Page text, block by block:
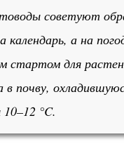
советуют
календарь, а на
стартом для
в почву,
°C.